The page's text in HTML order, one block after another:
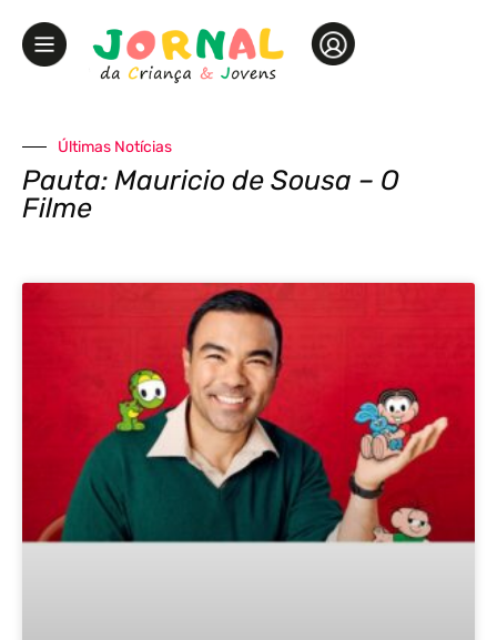
Últimas Notícias
Pauta: Mauricio de Sousa – O
Filme